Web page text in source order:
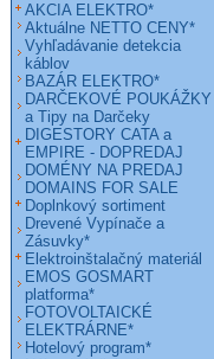
AKCIA ELEKTRO*
Aktuálne NETTO CENY*
Vyhľadávanie detekcia
káblov
BAZÁR ELEKTRO*
DARČEKOVÉ POUKÁŽKY
a Tipy na Darčeky
DIGESTORY CATA a
EMPIRE - DOPREDAJ
DOMÉNY NA PREDAJ
DOMAINS FOR SALE
Doplnkový sortiment
Drevené Vypínače a
Zásuvky*
Elektroinštalačný materiál
EMOS GOSMART
platforma*
FOTOVOLTAICKÉ
ELEKTRÁRNE*
Hotelový program*